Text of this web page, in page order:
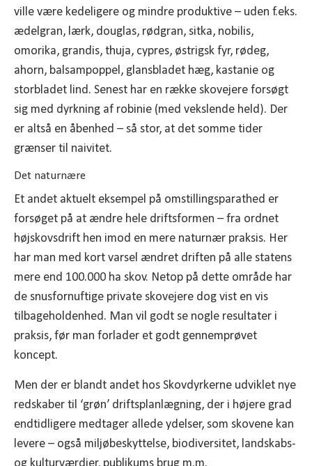
ville være kedeligere og mindre produktive – uden f.eks.
ædelgran, lærk, douglas, rødgran, sitka, nobilis,
omorika, grandis, thuja, cypres, østrigsk fyr, rødeg,
ahorn, balsampoppel, glansbladet hæg, kastanie og
storbladet lind. Senest har en række skovejere forsøgt
sig med dyrkning af robinie (med vekslende held). Der
er altså en åbenhed – så stor, at det somme tider
grænser til naivitet.
Det naturnære
Et andet aktuelt eksempel på omstillingsparathed er
forsøget på at ændre hele driftsformen – fra ordnet
højskovsdrift hen imod en mere naturnær praksis. Her
har man med kort varsel ændret driften på alle statens
mere end 100.000 ha skov. Netop på dette område har
de snusfornuftige private skovejere dog vist en vis
tilbageholdenhed. Man vil godt se nogle resultater i
praksis, før man forlader et godt gennemprøvet
koncept.
Men der er blandt andet hos Skovdyrkerne udviklet nye
redskaber til ‘grøn’ driftsplanlægning, der i højere grad
endtidligere medtager allede ydelser, som skovene kan
levere – også miljøbeskyttelse, biodiversitet, landskabs-